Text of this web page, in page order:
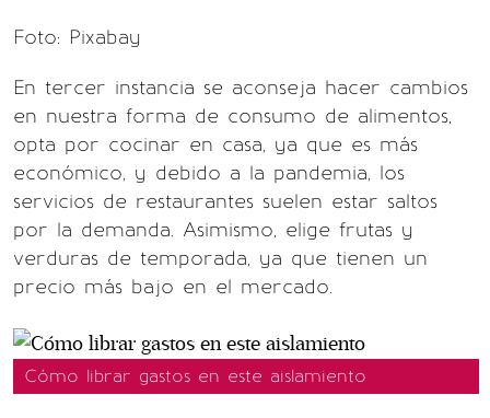
Foto: Pixabay
En tercer instancia se aconseja hacer cambios
en nuestra forma de consumo de alimentos,
opta por cocinar en casa, ya que es más
económico, y debido a la pandemia, los
servicios de restaurantes suelen estar saltos
por la demanda. Asimismo, elige frutas y
verduras de temporada, ya que tienen un
precio más bajo en el mercado.
Cómo librar gastos en este aislamiento